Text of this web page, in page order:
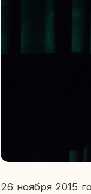
26 ноября 2015